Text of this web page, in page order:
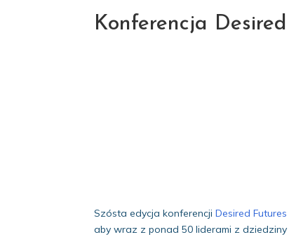
Konferencja
Szósta edycja konferencjiDesired Futures
aby wraz z ponad 50 liderami z dziedziny